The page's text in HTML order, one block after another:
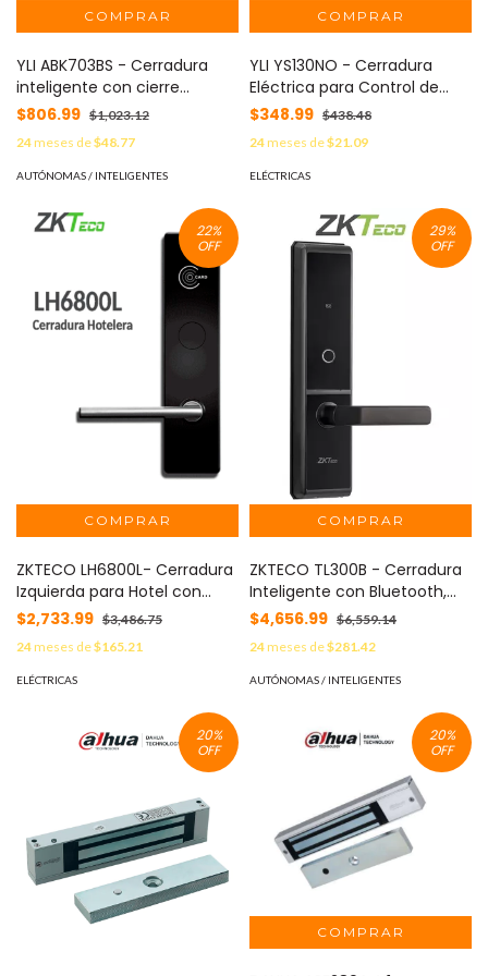
YLI ABK703BS - Cerradura
inteligente con cierre
automático cuenta con
juego de 3 llaves, sensor con
luz LED de status o correcto
cerrado, apertura con pulso
$806.99 $1,023.12
24meses de$48.77
AUTÓNOMAS / INTELIGENTES
YLI YS130NO - Cerradura
Eléctrica para Control de
Acceso / Función NO / 12
VDC / Compatible con
controles de acceso / Fail
Secure
$348.99 $438.48
24meses de$21.09
ELÉCTRICAS
22%
OFF
ZKTECO LH6800L- Cerradura
Izquierda para Hotel con
Tecnología MIFARE 13.56 MHz,
Compatible con Puertas de
35 a 45 mm de Grosor,
Fabricada en Aleación de
$2,733.99 $3,486.75
24meses de$165.21
ELÉCTRICAS
29%
OFF
ZKTECO TL300B - Cerradura
Inteligente con Bluetooth,
Capacidad para 100 Huellas
Dactilares, 100 Tarjetas y 100
Contraseñas, Compatible
con Puertas Izquierdas y
$4,656.99 $6,559.14
24meses de$281.42
AUTÓNOMAS / INTELIGENTES
20%
OFF
20%
OFF